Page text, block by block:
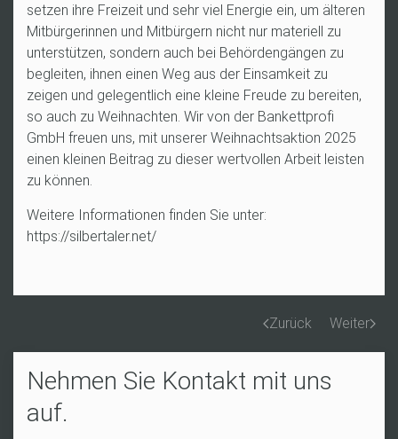
setzen ihre Freizeit und sehr viel Energie ein, um älteren
Mitbürgerinnen und Mitbürgern nicht nur materiell zu
unterstützen, sondern auch bei Behördengängen zu
begleiten, ihnen einen Weg aus der Einsamkeit zu
zeigen und gelegentlich eine kleine Freude zu bereiten,
so auch zu Weihnachten. Wir von der Bankettprofi
GmbH freuen uns, mit unserer Weihnachtsaktion 2025
einen kleinen Beitrag zu dieser wertvollen Arbeit leisten
zu können.
Weitere Informationen finden Sie unter:
https://silbertaler.net/
Zurück Weiter
Nehmen Sie Kontakt mit uns
auf.